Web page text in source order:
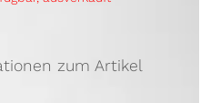
zum Artikel